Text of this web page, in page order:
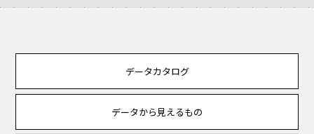
データカタログ
データから見えるもの